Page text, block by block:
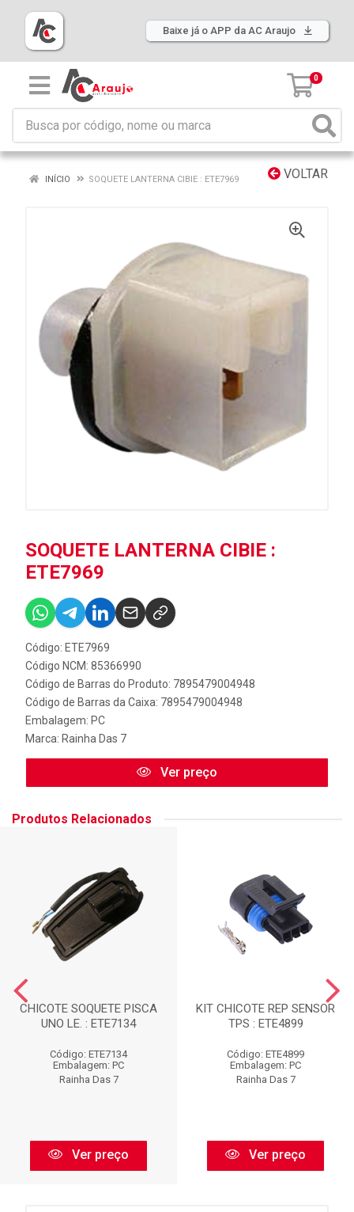
Baixe já o APP da AC Araujo
0
VOLTAR
INÍCIO SOQUETE LANTERNA CIBIE : ETE7969
SOQUETE LANTERNA CIBIE :
ETE7969
Código: ETE7969
Código NCM: 85366990
Código de Barras do Produto: 7895479004948
Código de Barras da Caixa: 7895479004948
Embalagem: PC
Marca: Rainha Das 7
Ver preço
Produtos Relacionados
CHICOTE SOQUETE PISCA
UNO LE. : ETE7134
Código: ETE7134
Embalagem: PC
Rainha Das 7
Ver preço
KIT CHICOTE REP SENSOR
TPS : ETE4899
Código: ETE4899
Embalagem: PC
Rainha Das 7
Ver preço